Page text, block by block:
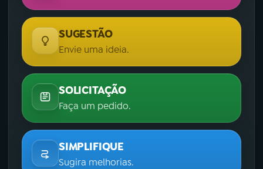
SUGESTÃO
Envie uma ideia.
SOLICITAÇÃO
Faça um pedido.
SIMPLIFIQUE
Sugira melhorias.